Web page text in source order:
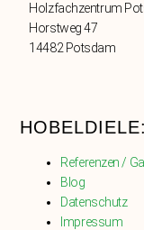
Holzfachzentrum
Horstweg 47
14482 Potsdam
HOBELDIELE:
Referenzen /
Blog
Datenschutz
Impressum